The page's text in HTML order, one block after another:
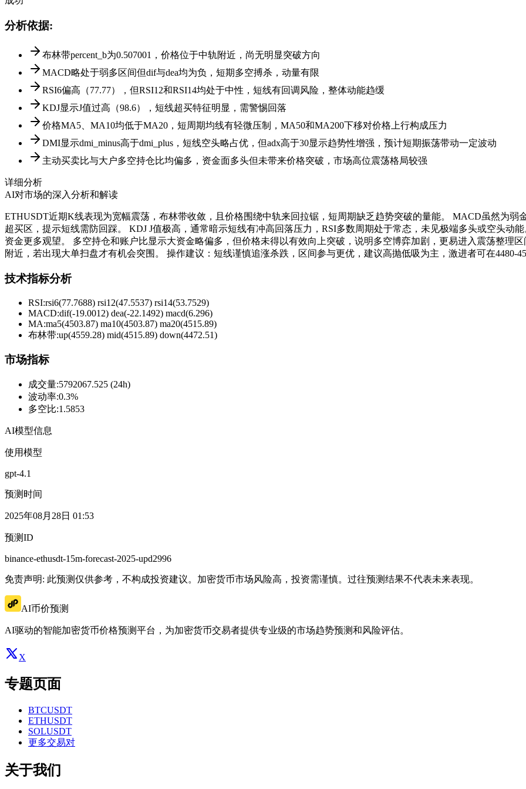
分析依据:
布林带percent_b为0.507001，价格位于中轨附近，尚无明显突破方向
MACD略处于弱多区间但dif与dea均为负，短期多空搏杀，动量有限
RSI6偏高（77.77），但RSI12和RSI14均处于中性，短线有回调风险，整体动能趋缓
KDJ显示J值过高（98.6），短线超买特征明显，需警惕回落
价格MA5、MA10均低于MA20，短周期均线有轻微压制，MA50和MA200下移对价格上行构成压力
DMI显示dmi_minus高于dmi_plus，短线空头略占优，但adx高于30显示趋势性增强，预计短期振荡带动一定波动
主动买卖比与大户多空持仓比均偏多，资金面多头但未带来价格突破，市场高位震荡格局较强
详细分析
AI对市场的深入分析和解读
ETHUSDT近期K线表现为宽幅震荡，布林带收敛，且价格围绕中轨来回拉锯，短周期缺乏趋势突破的量能。 MACD虽然为弱
超买区，提示短线需防回踩。 KDJ J值极高，通常暗示短线有冲高回落压力，RSI多数周期处于常态，未见极端多头或空头动
资金更多观望。 多空持仓和账户比显示大资金略偏多，但价格未得以有效向上突破，说明多空博弈加剧，更易进入震荡整理
附近，若出现大单扫盘才有机会突围。 操作建议：短线谨慎追涨杀跌，区间参与更优，建议高抛低吸为主，激进者可在4480-
技术指标分析
RSI:rsi6(77.7688) rsi12(47.5537) rsi14(53.7529)
MACD:dif(-19.0012) dea(-22.1492) macd(6.296)
MA:ma5(4503.87) ma10(4503.87) ma20(4515.89)
布林带:up(4559.28) mid(4515.89) down(4472.51)
市场指标
成交量:5792067.525 (24h)
波动率:0.3%
多空比:1.5853
AI模型信息
使用模型
gpt-4.1
预测时间
2025年08月28日 01:53
预测ID
binance-ethusdt-15m-forecast-2025-upd2996
免责声明: 此预测仅供参考，不构成投资建议。加密货币市场风险高，投资需谨慎。过往预测结果不代表未来表现。
AI币价预测
AI驱动的智能加密货币价格预测平台，为加密货币交易者提供专业级的市场趋势预测和风险评估。
X
专题页面
BTCUSDT
ETHUSDT
SOLUSDT
更多交易对
关于我们